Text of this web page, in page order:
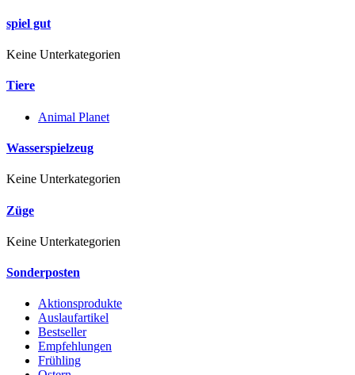
spiel gut
Keine Unterkategorien
Tiere
Animal Planet
Wasserspielzeug
Keine Unterkategorien
Züge
Keine Unterkategorien
Sonderposten
Aktionsprodukte
Auslaufartikel
Bestseller
Empfehlungen
Frühling